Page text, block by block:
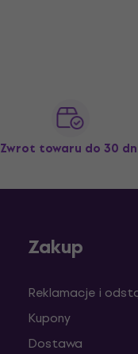
Zwrot towaru do 30
Zakup
Reklamacje i
Kupony
Dostawa